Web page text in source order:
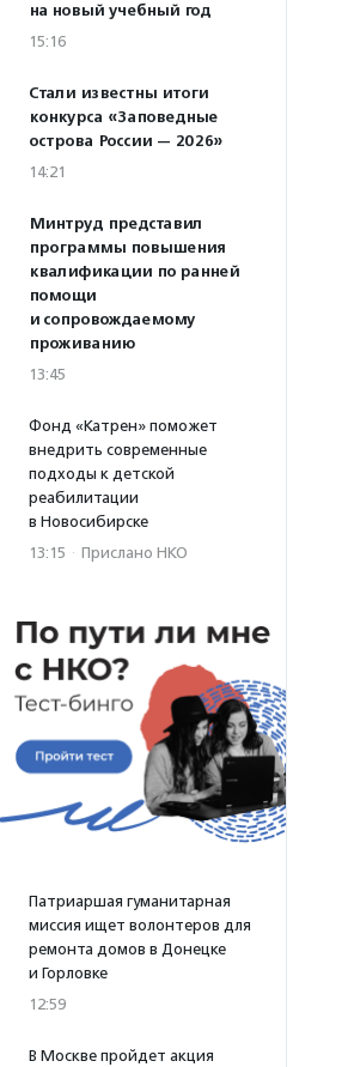
на новый учебный год
15:16
Стали известны итоги
конкурса «Заповедные
острова России — 2026»
14:21
Минтруд представил
программы повышения
квалификации по ранней
помощи
и сопровождаемому
проживанию
13:45
Фонд «Катрен» поможет
внедрить современные
подходы к детской
реабилитации
в Новосибирске
13:15 · Прислано НКО
Патриаршая гуманитарная
миссия ищет волонтеров для
ремонта домов в Донецке
и Горловке
12:59
В Москве пройдет акция